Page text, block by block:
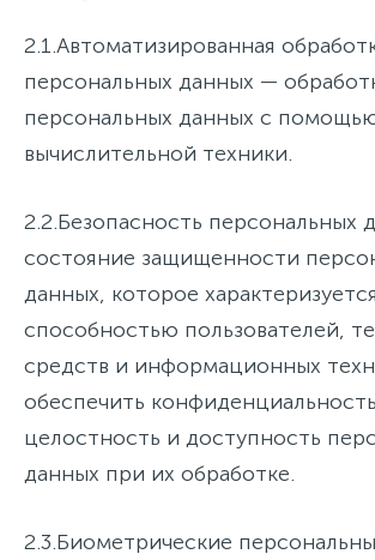
2.1.Автоматизированная
персональных данных —
персональных данных с
вычислительной техники.
2.2.Безопасность персональных
состояние защищенности
данных, которое характеризуется
способностью пользователей,
средств и информационных
обеспечить
целостность и доступность
данных при их обработке.
2.3.Биометрические